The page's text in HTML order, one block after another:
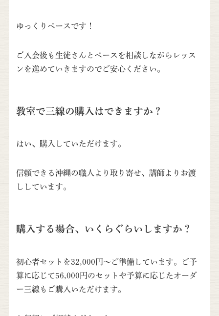
ゆっくりペースです！
ご入会後も生徒さんとペースを相談しながらレッス
ンを進めていきますのでご安心ください。
教室で三線の購入はできますか？
はい、購入していただけます。
信頼できる沖縄の職人より取り寄せ、講師よりお渡
ししています。
購入する場合、いくらぐらいしますか？
初心者セットを32,000円～ご準備しています。ご予
算に応じて56,000円のセットや予算に応じたオーダ
ー三線もご購入いただけます。